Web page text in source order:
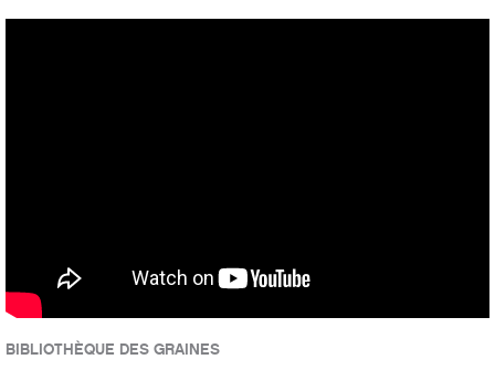
BIBLIOTHÈQUE DES GRAINES